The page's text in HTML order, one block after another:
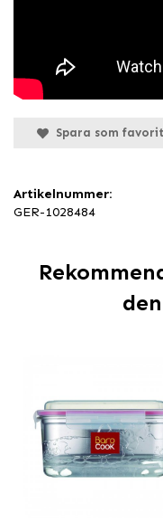
Spara som favorit
Artikelnummer:
GER-1028484